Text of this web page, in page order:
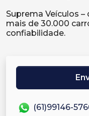
Suprema Veículos –
mais de 30.000
(61)99146-